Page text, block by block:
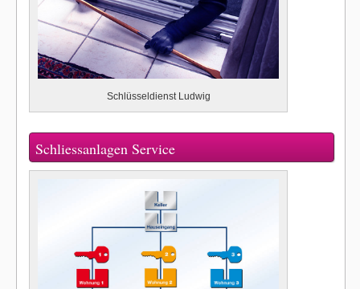
Schlüsseldienst Ludwig
Schliessanlagen Service